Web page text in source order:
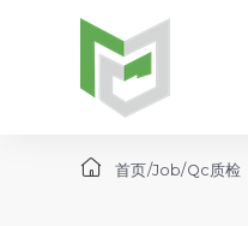
首页/Job/Qc质检